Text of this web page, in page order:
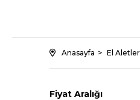
Anasayfa El
Fiyat Aralığı